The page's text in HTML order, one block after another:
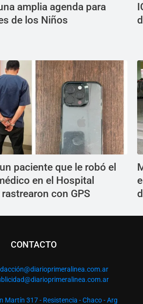
amplia agenda para
de los Niños
paciente que le robó el
en el Hospital
con GPS
CONTACTO
n@diarioprimeralinea.com.ar
Martín 317 - Resistencia - Chaco - Arg